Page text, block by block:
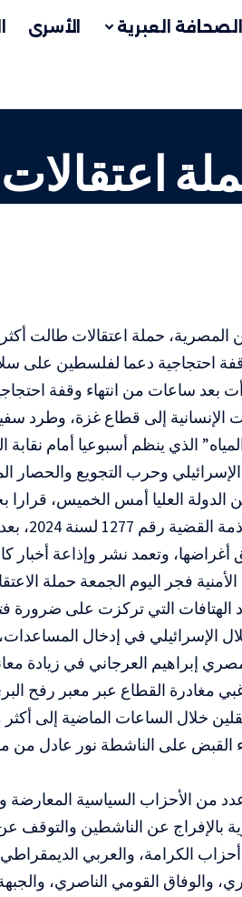
الصحافة العبرية الأسرى
احتجاجية دعما لفلسطين على
بعد ساعات من انتهاء وقفة
الإنسانية إلى قطاع غزة، وطرد
الذي ينظم أسبوعيا أمام
وحرب التجويع والحصار
15
أغراضها، وتعمد نشر وإذاعة أخبار
فجر اليوم الجمعة حملة
الهتافات التي تركزت على ضرورة
الإسرائيلي في إدخال
إبراهيم العرجاني في زيادة
مغادرة القطاع عبر معبر رفح
القبض على الناشطة نور عادل من
من الأحزاب السياسية
بالإفراج عن الناشطين والتوقف
الكرامة، والعربي
والوفاق القومي الناصري،